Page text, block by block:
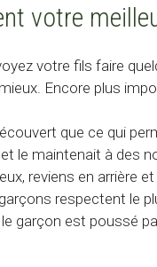
votre
votre fils faire
Encore plus
que ce qui
le maintenait à des
reviens en arrière
respectent le
garçon est poussé